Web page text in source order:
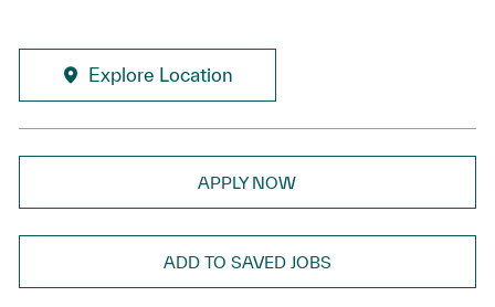
Explore Location
APPLY NOW
ADD TO SAVED JOBS